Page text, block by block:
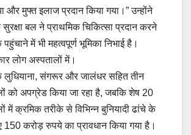
और मुफ्त इलाज प्रदान किया गया।” उन्होंने
बल ने प्राथमिक चिकित्सा प्रदान करने
में भी महत्वपूर्ण भूमिका निभाई है।
लोग अस्पतालों में।
लुधियाना, संगरूर और जालंधर सहित तीन
को अपग्रेड किया जा रहा है, जबकि शेष 20
में क्रमिक तरीके से विभिन्न बुनियादी ढांचे के
करोड़ रुपये का प्रावधान किया गया है।